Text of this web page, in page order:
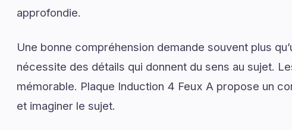
approfondie.
Une bonne compréhension demande souvent plus
nécessite des détails qui donnent du sens au sujet.
mémorable. Plaque Induction 4 Feux A propose un
et imaginer le sujet.